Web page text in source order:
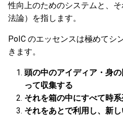
性向上のためのシステムと、
法論）を指します。
PoIC のエッセンスは極めてシ
きます。
頭の中のアイディア・身
って収集する
それを箱の中にすべて時
それをあとで利用し、新